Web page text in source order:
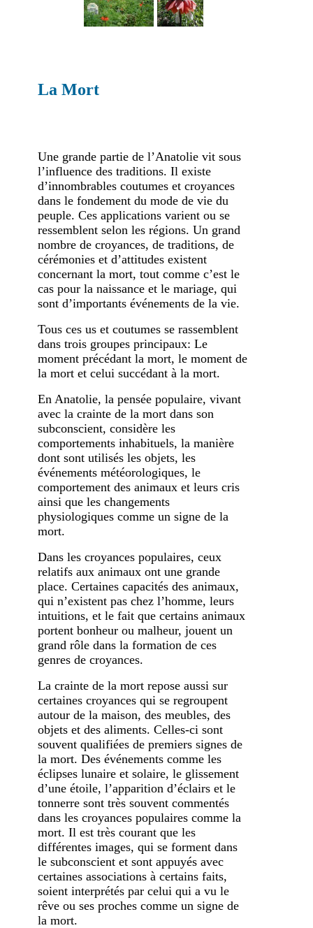
La Mort
Une grande partie de l’Anatolie vit sous
l’influence des traditions. Il existe
d’innombrables coutumes et croyances
dans le fondement du mode de vie du
peuple. Ces applications varient ou se
ressemblent selon les régions. Un grand
nombre de croyances, de traditions, de
cérémonies et d’attitudes existent
concernant la mort, tout comme c’est le
cas pour la naissance et le mariage, qui
sont d’importants événements de la vie.
Tous ces us et coutumes se rassemblent
dans trois groupes principaux: Le
moment précédant la mort, le moment de
la mort et celui succédant à la mort.
En Anatolie, la pensée populaire, vivant
avec la crainte de la mort dans son
subconscient, considère les
comportements inhabituels, la manière
dont sont utilisés les objets, les
événements météorologiques, le
comportement des animaux et leurs cris
ainsi que les changements
physiologiques comme un signe de la
mort.
Dans les croyances populaires, ceux
relatifs aux animaux ont une grande
place. Certaines capacités des animaux,
qui n’existent pas chez l’homme, leurs
intuitions, et le fait que certains animaux
portent bonheur ou malheur, jouent un
grand rôle dans la formation de ces
genres de croyances.
La crainte de la mort repose aussi sur
certaines croyances qui se regroupent
autour de la maison, des meubles, des
objets et des aliments. Celles-ci sont
souvent qualifiées de premiers signes de
la mort. Des événements comme les
éclipses lunaire et solaire, le glissement
d’une étoile, l’apparition d’éclairs et le
tonnerre sont très souvent commentés
dans les croyances populaires comme la
mort. Il est très courant que les
différentes images, qui se forment dans
le subconscient et sont appuyés avec
certaines associations à certains faits,
soient interprétés par celui qui a vu le
rêve ou ses proches comme un signe de
la mort.